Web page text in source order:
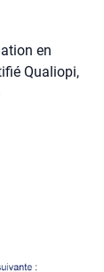
en
Qualiopi,